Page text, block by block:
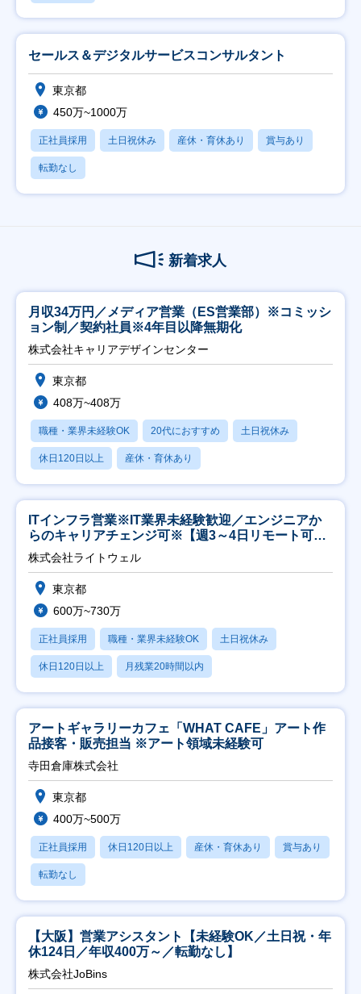
セールス＆デジタルサービスコンサルタント
東京都
450万~1000万
正社員採用 土日祝休み 産休・育休あり 賞与あり
転勤なし
新着求人
月収34万円／メディア営業（ES営業部）※コミッシ
ョン制／契約社員※4年目以降無期化
株式会社キャリアデザインセンター
東京都
408万~408万
職種・業界未経験OK 20代におすすめ 土日祝休み
休日120日以上 産休・育休あり
ITインフラ営業※IT業界未経験歓迎／エンジニアか
らのキャリアチェンジ可※【週3～4日リモート可
能】
株式会社ライトウェル
東京都
600万~730万
正社員採用 職種・業界未経験OK 土日祝休み
休日120日以上 月残業20時間以内
アートギャラリーカフェ「WHAT CAFE」アート作
品接客・販売担当 ※アート領域未経験可
寺田倉庫株式会社
東京都
400万~500万
正社員採用 休日120日以上 産休・育休あり 賞与あり
転勤なし
【大阪】営業アシスタント【未経験OK／土日祝・年
休124日／年収400万～／転勤なし】
株式会社JoBins